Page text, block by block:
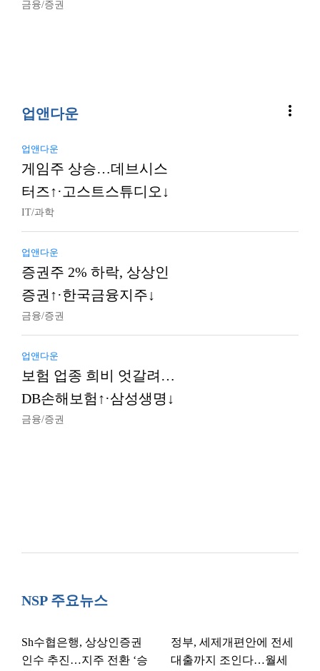
금융/증권
업앤다운 more_vert
업앤다운
게임주 상승…데브시스
터즈↑·고스트스튜디오↓
IT/과학
업앤다운
증권주 2% 하락, 상상인
증권↑·한국금융지주↓
금융/증권
업앤다운
보험 업종 희비 엇갈려…
DB손해보험↑·삼성생명↓
금융/증권
NSP 주요뉴스
Sh수협은행, 상상인증권
인수 추진…지주 전환 ‘승
정부, 세제개편안에 전세
대출까지 조인다…월세